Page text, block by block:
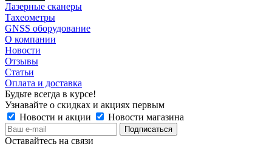
Лазерные сканеры
Тахеометры
GNSS оборудование
О компании
Новости
Отзывы
Статьи
Оплата и доставка
Будьте всегда в курсе!
Узнавайте о скидках и акциях первым
Новости и акции
Новости магазина
Оставайтесь на связи